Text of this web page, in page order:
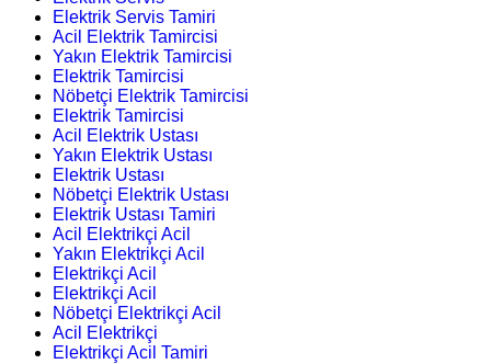
Elektrik Servis Tamiri
Acil Elektrik Tamircisi
Yakın Elektrik Tamircisi
Elektrik Tamircisi
Nöbetçi Elektrik Tamircisi
Elektrik Tamircisi
Acil Elektrik Ustası
Yakın Elektrik Ustası
Elektrik Ustası
Nöbetçi Elektrik Ustası
Elektrik Ustası Tamiri
Acil Elektrikçi Acil
Yakın Elektrikçi Acil
Elektrikçi Acil
Elektrikçi Acil
Nöbetçi Elektrikçi Acil
Acil Elektrikçi
Elektrikçi Acil Tamiri